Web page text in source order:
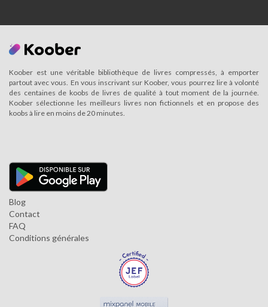
Koober est une véritable bibliothèque de livres compressés, à emporter
partout avec vous. En vous inscrivant sur Koober, vous pourrez lire à volonté
des centaines de koobs de livres de qualité à tout moment de la journée.
Koober sélectionne les meilleurs livres non fictionnels et en propose des
koobs à lire en moins de 20 minutes.
Blog
Contact
FAQ
Conditions générales